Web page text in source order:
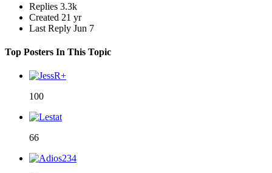
Replies 3.3k
Created 21 yr
Last Reply Jun 7
Top Posters In This Topic
100
66